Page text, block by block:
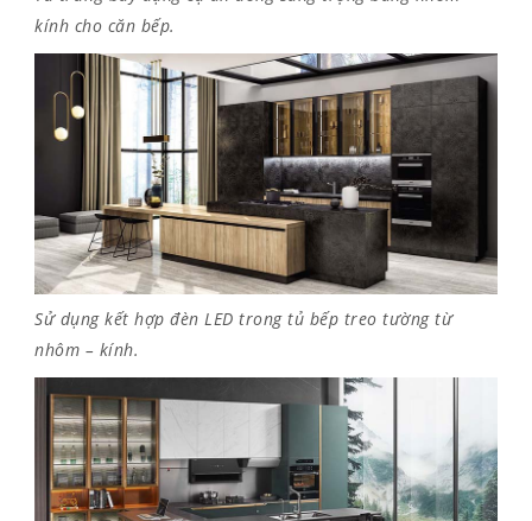
kính cho căn bếp.
Sử dụng kết hợp đèn LED trong tủ bếp treo tường từ
nhôm – kính.